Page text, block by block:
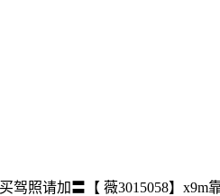
驾照请加〓【 薇3015058】x9m